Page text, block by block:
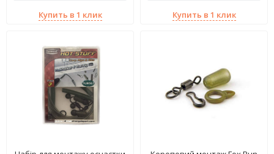
Купить в 1 клик Купить в 1 клик